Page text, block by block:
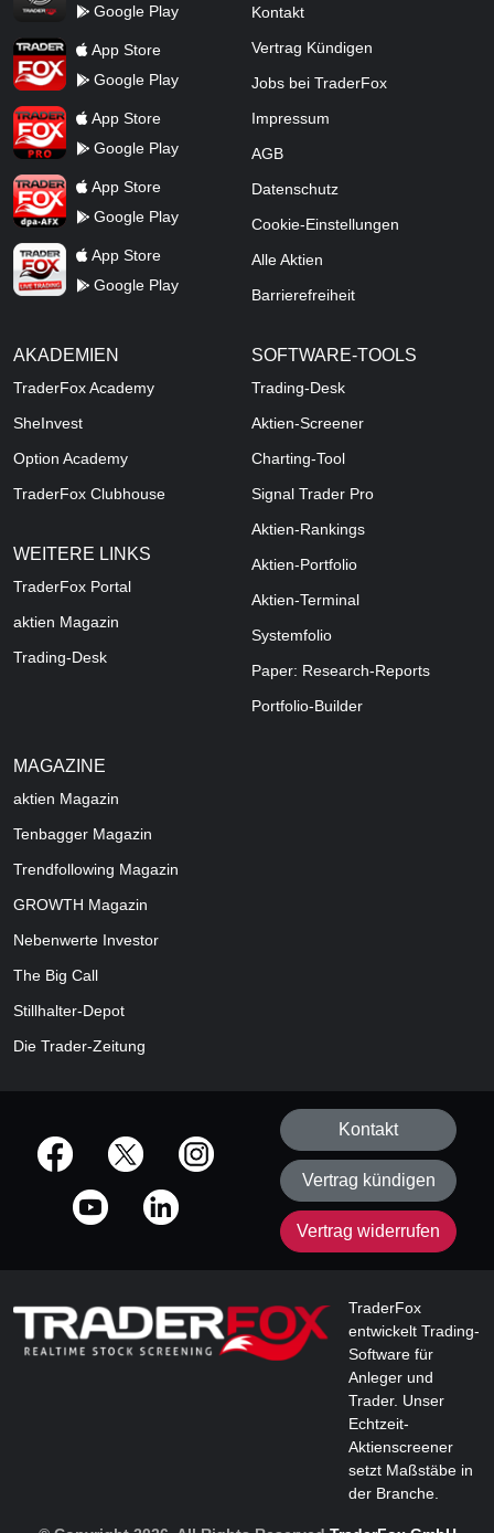
Google Play
TraderFox AppApp Store
Google Play
TraderFox ProApp Store
Google Play
TraderFox dpa-AFX ProFeed
App Store
Google Play
TraderFox Live Trading
App Store
Google Play
Kontakt
Vertrag Kündigen
Jobs bei TraderFox
Impressum
AGB
Datenschutz
Cookie-Einstellungen
Alle Aktien
Barrierefreiheit
AKADEMIEN
TraderFox Academy
SheInvest
Option Academy
TraderFox Clubhouse
WEITERE LINKS
TraderFox Portal
aktien Magazin
Trading-Desk
SOFTWARE-TOOLS
Trading-Desk
Aktien-Screener
Charting-Tool
Signal Trader Pro
Aktien-Rankings
Aktien-Portfolio
Aktien-Terminal
Systemfolio
Paper: Research-Reports
Portfolio-Builder
MAGAZINE
aktien Magazin
Tenbagger Magazin
Trendfollowing Magazin
GROWTH Magazin
Nebenwerte Investor
The Big Call
Stillhalter-Depot
Die Trader-Zeitung
offizielle Social Media-Accounts
Kontakt
Vertrag kündigen
Vertrag widerrufen
TraderFox
entwickelt Trading-
Software für
Anleger und
Trader. Unser
Echtzeit-
Aktienscreener
setzt Maßstäbe in
der Branche.